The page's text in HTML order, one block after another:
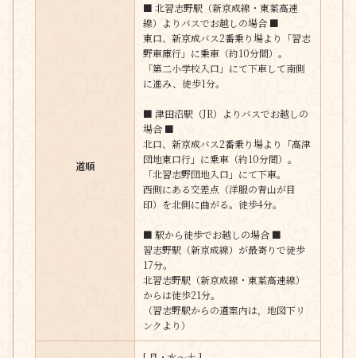
道順
■ 北習志野駅（新京成線・東葉高速
線）よりバスでお越しの場合 ■
東口、新京成バス2番乗り場より「習志
野車庫行」に乗車（約10分間）。
「第二小学校入口」にて下車して南側
に進み、徒歩1分。
■ 津田沼駅（JR）よりバスでお越しの
場合 ■
北口、新京成バス2番乗り場より「高津
団地東口行」に乗車（約10分間）。
「北習志野団地入口」にて下車。
西側にある交差点（洋服の青山が目
印）を北側に曲がる。徒歩4分。
■ 駅から徒歩でお越しの場合 ■
習志野駅（新京成線）が最寄りで徒歩
17分。
北習志野駅（新京成線・東葉高速線）
からは徒歩21分。
（習志野駅からの道案内は，地図下リ
ンクより）